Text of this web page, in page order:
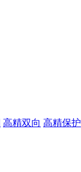
高精双向 高精保护